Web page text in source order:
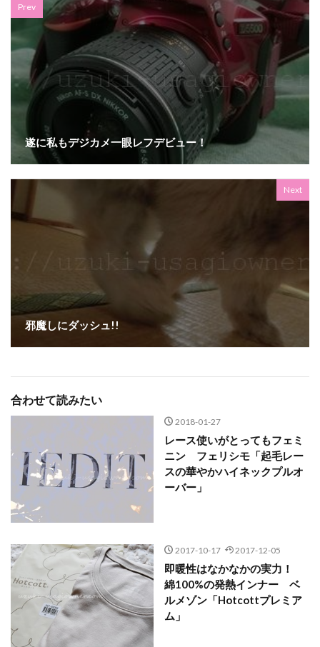
Prev
遂に私もデジカメ一眼レフデビュー！
Next
邪魔しにダッシュ!!
合わせて読みたい
2018-01-27
レース使いがとってもフェミ
ニン フェリシモ「起毛レー
スの華やかハイネックプルオ
ーバー」
2017-10-17 2017-12-05
即暖性はなかなかの実力！
綿100%の発熱インナー ベ
ルメゾン「Hotcottプレミア
ム」